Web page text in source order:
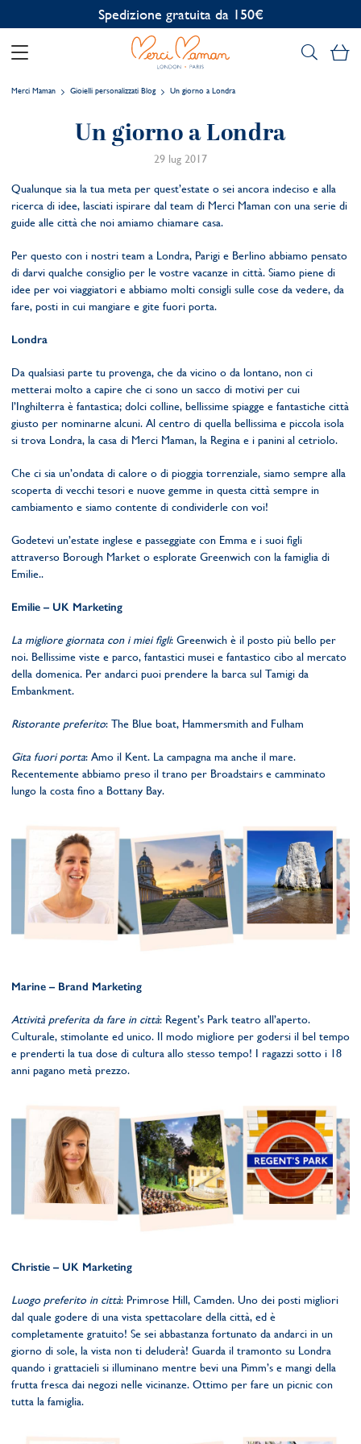
Spedizione gratuita da 150€
Il
Merci Maman Gioielli personalizzati Blog Un giorno a Londra
Un giorno a Londra
29 lug 2017
Qualunque sia la tua meta per quest’estate o sei ancora indeciso e alla
ricerca di idee, lasciati ispirare dal team di Merci Maman con una serie di
guide alle città che noi amiamo chiamare casa.
Per questo con i nostri team a Londra, Parigi e Berlino abbiamo pensato
di darvi qualche consiglio per le vostre vacanze in città. Siamo piene di
idee per voi viaggiatori e abbiamo molti consigli sulle cose da vedere, da
fare, posti in cui mangiare e gite fuori porta.
Londra
Da qualsiasi parte tu provenga, che da vicino o da lontano, non ci
metterai molto a capire che ci sono un sacco di motivi per cui
l’Inghilterra è fantastica; dolci colline, bellissime spiagge e fantastiche città
giusto per nominarne alcuni. Al centro di quella bellissima e piccola isola
si trova Londra, la casa di Merci Maman, la Regina e i panini al cetriolo.
Che ci sia un’ondata di calore o di pioggia torrenziale, siamo sempre alla
scoperta di vecchi tesori e nuove gemme in questa città sempre in
cambiamento e siamo contente di condividerle con voi!
Godetevi un’estate inglese e passeggiate con Emma e i suoi figli
attraverso Borough Market o esplorate Greenwich con la famiglia di
Emilie..
Emilie – UK Marketing
La migliore giornata con i miei figli: Greenwich è il posto più bello per
noi. Bellissime viste e parco, fantastici musei e fantastico cibo al mercato
della domenica. Per andarci puoi prendere la barca sul Tamigi da
Embankment.
Ristorante preferito: The Blue boat, Hammersmith and Fulham
Gita fuori porta: Amo il Kent. La campagna ma anche il mare.
Recentemente abbiamo preso il trano per Broadstairs e camminato
lungo la costa fino a Bottany Bay.
Marine – Brand Marketing
Attività preferita da fare in città: Regent’s Park teatro all’aperto.
Culturale, stimolante ed unico. Il modo migliore per godersi il bel tempo
e prenderti la tua dose di cultura allo stesso tempo! I ragazzi sotto i 18
anni pagano metà prezzo.
Christie – UK Marketing
Luogo preferito in città: Primrose Hill, Camden. Uno dei posti migliori
dal quale godere di una vista spettacolare della città, ed è
completamente gratuito! Se sei abbastanza fortunato da andarci in un
giorno di sole, la vista non ti deluderà! Guarda il tramonto su Londra
quando i grattacieli si illuminano mentre bevi una Pimm’s e mangi della
frutta fresca dai negozi nelle vicinanze. Ottimo per fare un picnic con
tutta la famiglia.